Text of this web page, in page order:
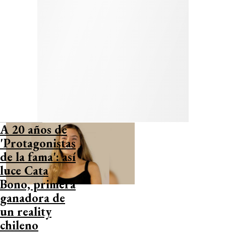
A 20 años de
'Protagonistas
de la fama': así
luce Cata
Bono, primera
ganadora de
un reality
chileno